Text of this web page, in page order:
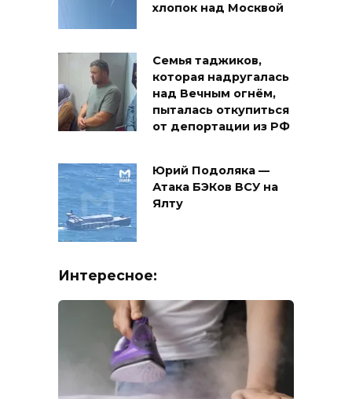
хлопок над Москвой
Семья таджиков,
которая надругалась
над Вечным огнём,
пыталась откупиться
от депортации из РФ
Юрий Подоляка —
Атака БЭКов ВСУ на
Ялту
Интересное: